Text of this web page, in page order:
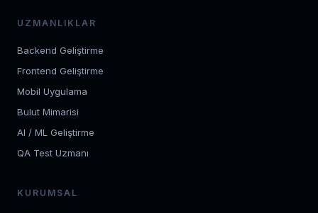
UZMANLIKLAR
Backend Geliştirme
Frontend Geliştirme
Mobil Uygulama
Bulut Mimarisi
AI / ML Geliştirme
QA Test Uzmanı
KURUMSAL